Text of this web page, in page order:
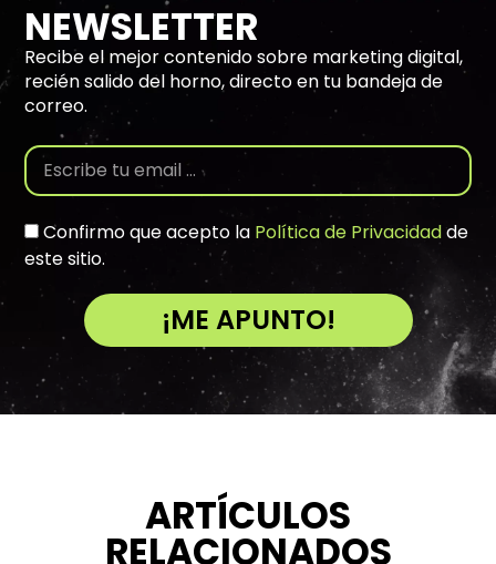
NEWSLETTER
Recibe el mejor contenido sobre marketing digital,
recién salido del horno, directo en tu bandeja de
correo.
Confirmo que acepto la Política de Privacidadde
este sitio.
¡ME APUNTO!
t
ARTÍCULOS
RELACIONADOS